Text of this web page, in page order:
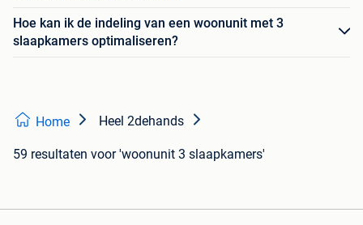
Hoe kan ik de indeling van een woonunit met 3
slaapkamers optimaliseren?
Home Heel 2dehands
59 resultaten voor 'woonunit 3 slaapkamers'